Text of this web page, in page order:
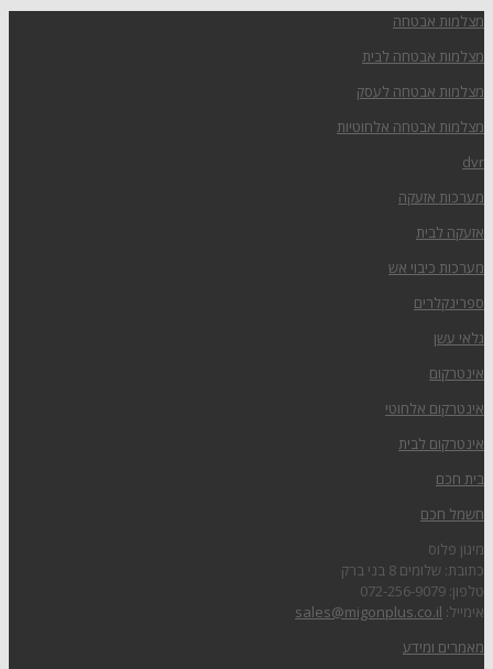
מצלמות אבטחה
מצלמות אבטחה לבית
מצלמות אבטחה לעסק
מצלמות אבטחה אלחוטיות
dvr
מערכות אזעקה
אזעקה לבית
מערכות כיבוי אש
ספרינקלרים
גלאי עשן
אינטרקום
אינטרקום אלחוטי
אינטרקום לבית
בית חכם
חשמל חכם
מיגון פלוס
כתובת: שלומים 8 בני ברק
טלפון: 072-256-9079
אימייל: sales@migonplus.co.il
מאמרים ומידע